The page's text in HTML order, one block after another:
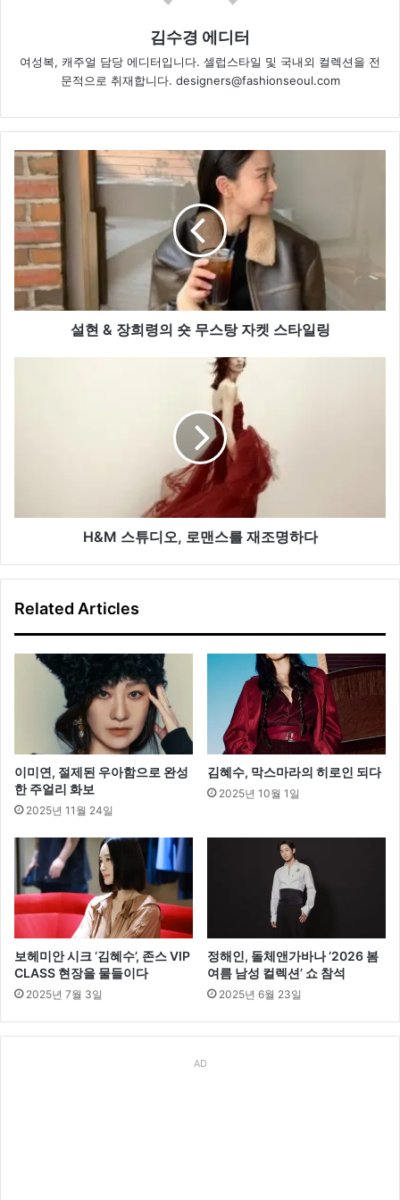
김수경 에디터
여성복, 캐주얼 담당 에디터입니다. 셀럽스타일 및 국내외 컬렉션을 전
문적으로 취재합니다. designers@fashionseoul.com
설
현
&
희
령
의
숏
무
설현 & 장희령의 숏 무스탕 자켓 스타일링
를
다
H&M 스튜디오, 로맨스를 재조명하다
Related Articles
이미연, 절제된 우아함으로 완성
한 주얼리 화보
2025년 11월 24일
김혜수, 막스마라의 히로인 되다
2025년 10월 1일
보헤미안 시크 ‘김혜수’, 존스 VIP
CLASS 현장을 물들이다
2025년 7월 3일
정해인, 돌체앤가바나 ‘2026 봄
여름 남성 컬렉션’ 쇼 참석
2025년 6월 23일
AD